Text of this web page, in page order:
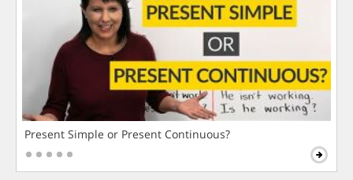
Present Simple or Present Continuous?